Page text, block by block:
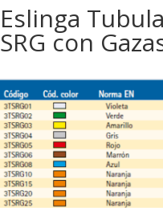
Eslinga
SRG con